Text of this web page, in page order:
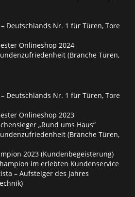
– Deutschlands Nr. 1 für Türen, Tore
Onlineshop 2024
(Branche Türen,
– Deutschlands Nr. 1 für Türen, Tore
Onlineshop 2023
„Rund ums Haus“
(Branche Türen,
2023 (Kundenbegeisterung)
im erlebten Kundenservice
– Aufsteiger des Jahres